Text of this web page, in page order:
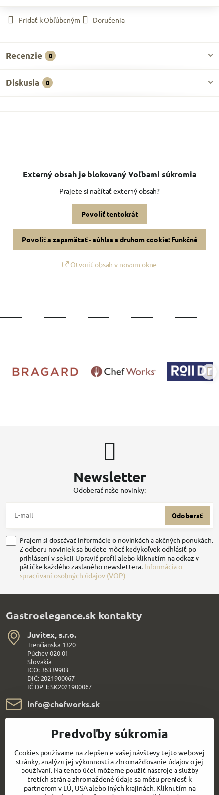
Pridať k Obľúbeným Doručenia
Recenzie 0
Diskusia 0
Externý obsah je blokovaný Voľbami súkromia
Prajete si načítať externý obsah?
Povoliť tentokrát
Povoliť a zapamätať - súhlas s druhom cookie: Funkčné
Otvoriť obsah v novom okne
Newsletter
Odoberať naše novinky:
Odoberať
Prajem si dostávať informácie o novinkách a akčných ponukách.
Z odberu noviniek sa budete môcť kedykoľvek odhlásiť po
prihlásení v sekcii Upraviť profil alebo kliknutím na odkaz v
pätičke každého zaslaného newslettera. Informácia o
spracúvaní osobných údajov (VOP)
Gastroelegance.sk kontakty
Juvitex, s​.r​.o​.
Trenčianska 1320
Púchov 020 01
Slovakia
IČO: 36339903
DIČ: 2021900067
IČ DPH: SK2021900067
info​@chefworks​.sk
Všetko k nákupu
Sledujte naše novinky aj na sieťach:
Predvoľby súkromia
Cookies používame na zlepšenie vašej návštevy tejto webovej
stránky, analýzu jej výkonnosti a zhromažďovanie údajov o jej
používaní. Na tento účel môžeme použiť nástroje a služby
tretích strán a zhromaždené údaje sa môžu preniesť k
partnerom v EÚ, USA alebo iných krajinách. Kliknutím na